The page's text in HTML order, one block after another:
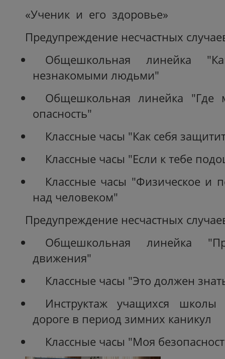
«Ученик и его здоровье»
Предупреждение несчастных
Общешкольная линейка
незнакомыми людьми"
Общешкольная линейка "Где
опасность"
Классные часы "Как себя
Классные часы "Если к тебе
Классные часы "Физическое и
над человеком"
Предупреждение несчастных
Общешкольная линейка
движения"
Классные часы "Это должен
Инструктаж учащихся
дороге в период зимних каникул
Классные часы "Моя